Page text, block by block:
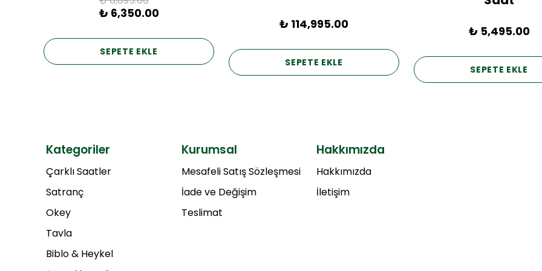
₺ 6,350.00
SEPETE EKLE
₺ 114,995.00
SEPETE EKLE
₺ 5,495.00
SEPETE EKLE
Kategoriler
Çarklı Saatler
Satranç
Okey
Tavla
Biblo & Heykel
Kurumsal
Mesafeli Satış Sözleşmesi
İade ve Değişim
Teslimat
Hakkımızda
Hakkımızda
İletişim